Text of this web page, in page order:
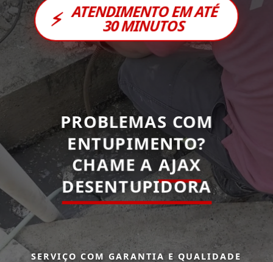
⚡ ATENDIMENTO EM ATÉ
30 MINUTOS
PROBLEMAS COM
ENTUPIMENTO?
CHAME A AJAX
DESENTUPIDORA
SERVIÇO COM GARANTIA E QUALIDADE